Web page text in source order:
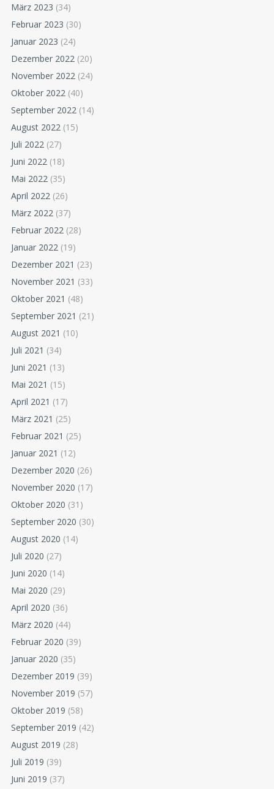
März 2023 (34)
Februar 2023 (30)
Januar 2023 (24)
Dezember 2022 (20)
November 2022 (24)
Oktober 2022 (40)
September 2022 (14)
August 2022 (15)
Juli 2022 (27)
Juni 2022 (18)
Mai 2022 (35)
April 2022 (26)
März 2022 (37)
Februar 2022 (28)
Januar 2022 (19)
Dezember 2021 (23)
November 2021 (33)
Oktober 2021 (48)
September 2021 (21)
August 2021 (10)
Juli 2021 (34)
Juni 2021 (13)
Mai 2021 (15)
April 2021 (17)
März 2021 (25)
Februar 2021 (25)
Januar 2021 (12)
Dezember 2020 (26)
November 2020 (17)
Oktober 2020 (31)
September 2020 (30)
August 2020 (14)
Juli 2020 (27)
Juni 2020 (14)
Mai 2020 (29)
April 2020 (36)
März 2020 (44)
Februar 2020 (39)
Januar 2020 (35)
Dezember 2019 (39)
November 2019 (57)
Oktober 2019 (58)
September 2019 (42)
August 2019 (28)
Juli 2019 (39)
Juni 2019 (37)